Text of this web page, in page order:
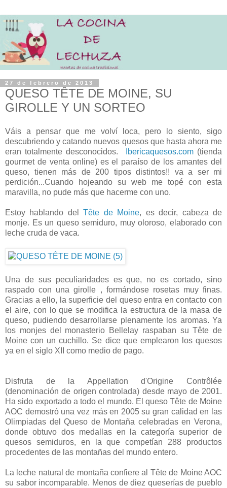
27 de febrero de 2013
QUESO TÊTE DE MOINE, SU
GIROLLE Y UN SORTEO
Váis a pensar que me volví loca, pero lo siento, sigo
descubriendo y catando nuevos quesos que hasta ahora me
eran totalmente desconocidos.
Ibericaquesos.com (tienda
gourmet de venta online) es el paraíso de los amantes del
queso, tienen más de 200 tipos distintos!! va a ser mi
perdición...Cuando hojeando su web me topé con esta
maravilla, no pude más que hacerme con uno.
Estoy hablando delTête de Moine, es decir, cabeza de
monje. Es un queso semiduro, muy oloroso, elaborado con
leche cruda de vaca.
Una de sus peculiaridades es que, no es cortado, sino
raspado con una girolle , formándose rosetas muy finas.
Gracias a ello, la superficie del queso entra en contacto con
el aire, con lo que se modifica la estructura de la masa de
queso, pudiendo desarrollarse plenamente los aromas. Ya
los monjes del monasterio Bellelay raspaban su Tête de
Moine con un cuchillo. Se dice que emplearon los quesos
ya en el siglo XII como medio de pago.
Disfruta de la Appellation d'Origine Contrôlée
(denominación de origen controlada) desde mayo de 2001.
Ha sido exportado a todo el mundo. El queso Tête de Moine
AOC demostró una vez más en 2005 su gran calidad en las
Olimpiadas del Queso de Montaña celebradas en Verona,
donde obtuvo dos medallas en la categoría superior de
quesos semiduros, en la que competían 288 productos
procedentes de las montañas del mundo entero.
La leche natural de montaña confiere al Tête de Moine AOC
su sabor incomparable. Menos de diez queserías de pueblo